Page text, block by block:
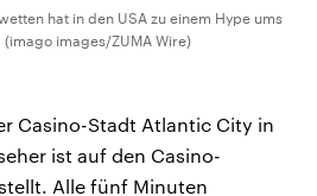
hat in den USA zu einem Hype ums
images/ZUMA Wire)
Casino-Stadt Atlantic City in
ist auf den Casino-
Alle fünf Minuten